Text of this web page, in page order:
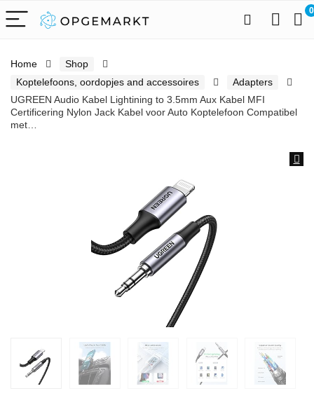
0
Home
Shop
Koptelefoons, oordopjes and accessoires
Adapters
UGREEN Audio Kabel Lightining to 3.5mm Aux Kabel MFI
Certificering Nylon Jack Kabel voor Auto Koptelefoon Compatibel
met…